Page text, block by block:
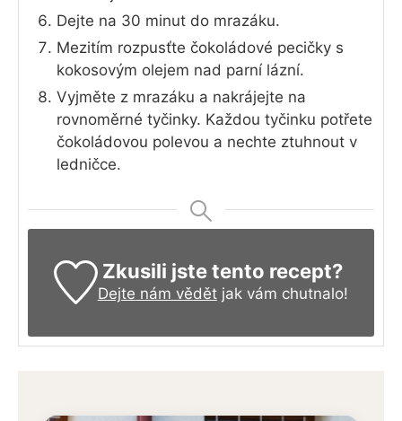
Dejte na 30 minut do mrazáku.
Mezitím rozpusťte čokoládové pecičky s
kokosovým olejem nad parní lázní.
Vyjměte z mrazáku a nakrájejte na
rovnoměrné tyčinky. Každou tyčinku potřete
čokoládovou polevou a nechte ztuhnout v
ledničce.
Zkusili jste tento recept?
Dejte nám vědětjak vám chutnalo!